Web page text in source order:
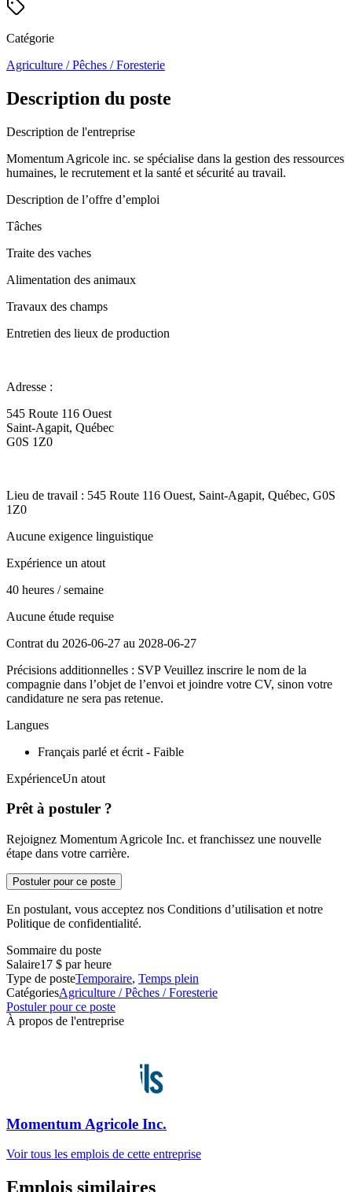
Catégorie
Agriculture / Pêches / Foresterie
Description du poste
Description de l'entreprise
Momentum Agricole inc. se spécialise dans la gestion des ressources
humaines, le recrutement et la santé et sécurité au travail.
Description de l’offre d’emploi
Tâches
Traite des vaches
Alimentation des animaux
Travaux des champs
Entretien des lieux de production
Adresse :
545 Route 116 Ouest
Saint-Agapit, Québec
G0S 1Z0
Lieu de travail : 545 Route 116 Ouest, Saint-Agapit, Québec, G0S
1Z0
Aucune exigence linguistique
Expérience un atout
40 heures / semaine
Aucune étude requise
Contrat du 2026-06-27 au 2028-06-27
Précisions additionnelles : SVP Veuillez inscrire le nom de la
compagnie dans l’objet de l’envoi et joindre votre CV, sinon votre
candidature ne sera pas retenue.
Langues
Français parlé et écrit - Faible
ExpérienceUn atout
Prêt à postuler ?
Rejoignez Momentum Agricole Inc. et franchissez une nouvelle
étape dans votre carrière.
Postuler pour ce poste
En postulant, vous acceptez nos Conditions d’utilisation et notre
Politique de confidentialité.
Sommaire du poste
Salaire17 $ par heure
Type de posteTemporaire, Temps plein
CatégoriesAgriculture / Pêches / Foresterie
Postuler pour ce poste
À propos de l'entreprise
Momentum Agricole Inc.
Voir tous les emplois de cette entreprise
Emplois similaires